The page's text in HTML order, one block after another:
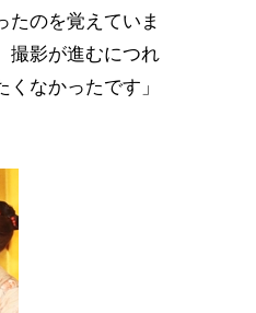
たのを覚えていま
撮影が進むにつれ
なかったです」